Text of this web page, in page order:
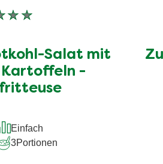
Keine
dieses
recipe
abgegeben
Salat mit
-
Einfach
3Portionen